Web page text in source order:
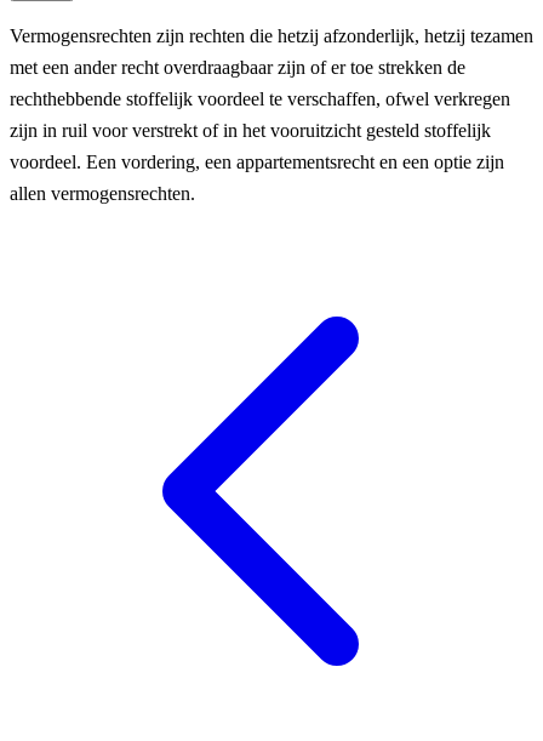
Vermogensrechten zijn rechten die hetzij afzonderlijk, hetzij tezamen
met een ander recht overdraagbaar zijn of er toe strekken de
rechthebbende stoffelijk voordeel te verschaffen, ofwel verkregen
zijn in ruil voor verstrekt of in het vooruitzicht gesteld stoffelijk
voordeel. Een vordering, een appartementsrecht en een optie zijn
allen vermogensrechten.